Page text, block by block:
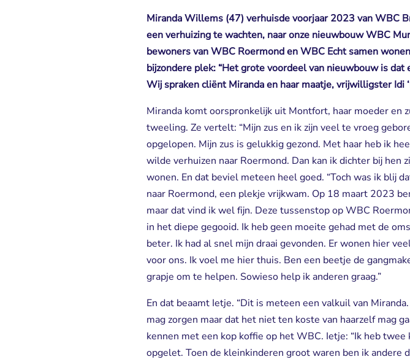
Miranda Willems (47) verhuisde voorjaar 2023 van WBC
een verhuizing te wachten, naar onze nieuwbouw WBC
bewoners van WBC Roermond en WBC Echt samen
bijzondere plek: “Het grote voordeel van nieuwbouw is
Wij spraken cliënt Miranda en haar maatje, vrijwilligster Idi
Miranda komt oorspronkelijk uit Montfort, haar moeder en
tweeling. Ze vertelt: “Mijn zus en ik zijn veel te vroeg
opgelopen. Mijn zus is gelukkig gezond. Met haar heb ik
wilde verhuizen naar Roermond. Dan kan ik dichter bij
wonen. En dat beviel meteen heel goed. “Toch was ik blij
naar Roermond, een plekje vrijkwam. Op 18 maart 2023
maar dat vind ik wel fijn. Deze tussenstop op WBC
in het diepe gegooid. Ik heb geen moeite gehad met de
beter. Ik had al snel mijn draai gevonden. Er wonen hier
voor ons. Ik voel me hier thuis. Ben een beetje de
grapje om te helpen. Sowieso help ik anderen graag.”
En dat beaamt Ietje. “Dit is meteen een valkuil van
mag zorgen maar dat het niet ten koste van haarzelf mag
kennen met een kop koffie op het WBC. Ietje: “Ik heb
opgelet. Toen de kleinkinderen groot waren ben ik andere